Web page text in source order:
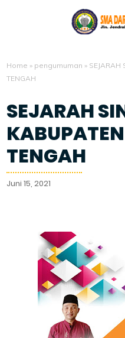
Home » pengumuman » SEJARAH
TENGAH
SEJARAH
TENGAH
Juni 15, 2021